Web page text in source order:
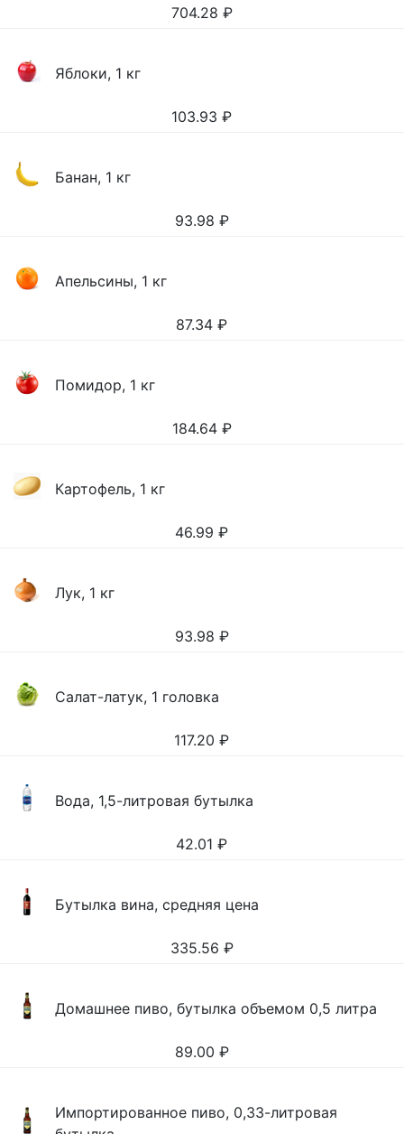
704.28 ₽
Яблоки, 1 кг
103.93 ₽
Банан, 1 кг
93.98 ₽
Апельсины, 1 кг
87.34 ₽
Помидор, 1 кг
184.64 ₽
Картофель, 1 кг
46.99 ₽
Лук, 1 кг
93.98 ₽
Салат-латук, 1 головка
117.20 ₽
Вода, 1,5-литровая бутылка
42.01 ₽
Бутылка вина, средняя цена
335.56 ₽
Домашнее пиво, бутылка объемом 0,5 литра
89.00 ₽
Импортированное пиво, 0,33-литровая